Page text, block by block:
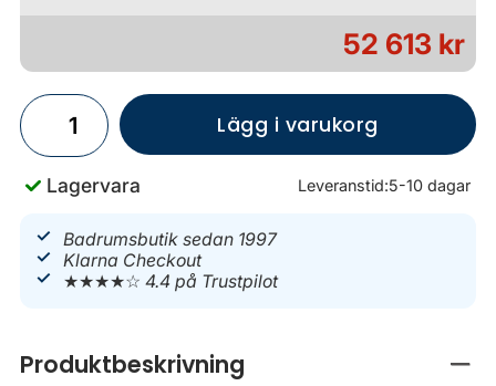
52 613 kr
Lägg i varukorg
Lagervara Leveranstid:5-10 dagar
Badrumsbutik sedan 1997
Klarna Checkout
★★★★☆4.4 på Trustpilot
Produktbeskrivning